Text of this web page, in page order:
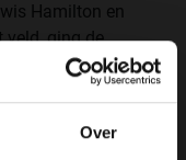
Over
Hamilton en
veld, ging de
Beide wagens
in de clinch.
team uit